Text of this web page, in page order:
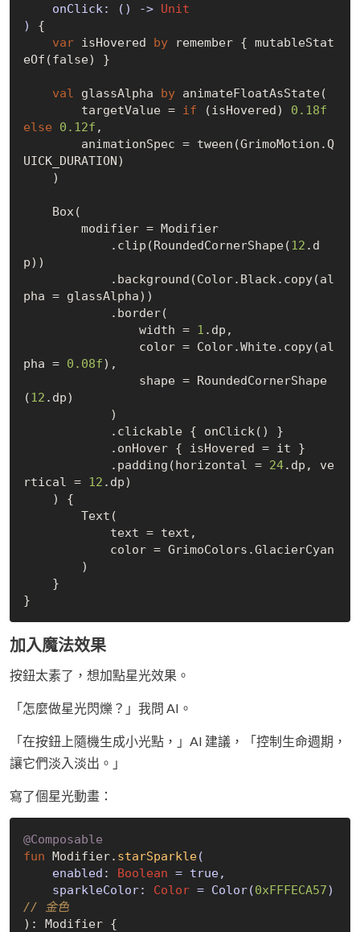
    onClick: () ->
Unit
)
{
var isHovered by remember { mutableStat
eOf(false) }
val glassAlpha by animateFloatAsState(
        targetValue =
if (isHovered) 0.18f
else
0.12f ,
UICK_DURATION)
            .clip(RoundedCornerShape(
12 .d
p))
pha = glassAlpha))
                width =
1 .dp,
pha = 0.08f),
(12 .dp)
            .padding(horizontal =
24.dp, ve
rtical = 12 .dp)
加入魔法效果
按鈕太素了，想加點星光效果。
「怎麼做星光閃爍？」我問 AI。
「在按鈕上隨機生成小光點，」AI 建議，「控制生命週期，
讓它們淡入淡出。」
寫了個星光動畫：
@Composable
fun Modifier. starSparkle(
    enabled:
Boolean = true,
    sparkleColor:
Color = Color(0xFFFECA57)
// 金色
): Modifier {